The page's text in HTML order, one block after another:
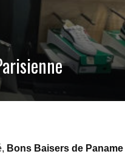
Bons Baisers de Paname